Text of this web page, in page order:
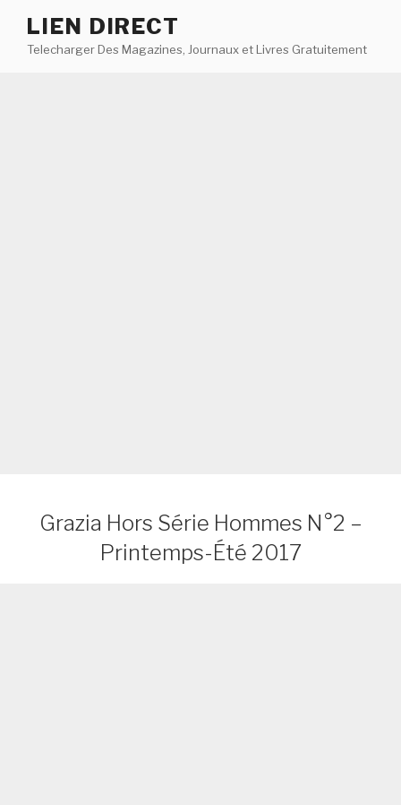
contenu
LIEN DIRECT
Telecharger Des Magazines, Journaux et Livres Gratuitement
Grazia Hors Série Hommes N°2 –
Printemps-Été 2017